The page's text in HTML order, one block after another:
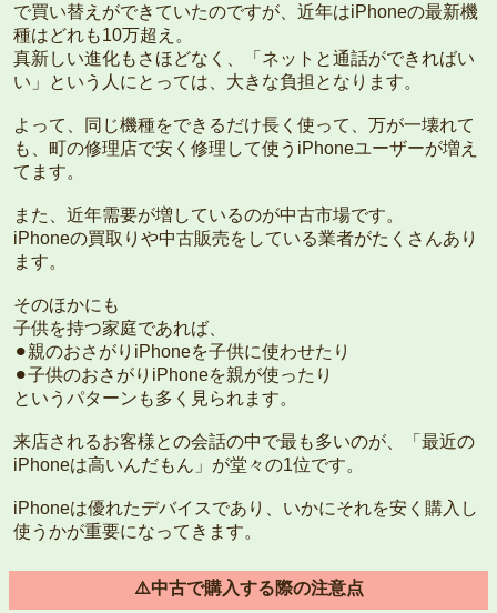
で買い替えができていたのですが、近年はiPhoneの最新機
種はどれも10万超え。
真新しい進化もさほどなく、「ネットと通話ができればい
い」という人にとっては、大きな負担となります。
よって、同じ機種をできるだけ長く使って、万が一壊れて
も、町の修理店で安く修理して使うiPhoneユーザーが増え
てます。
また、近年需要が増しているのが中古市場です。
iPhoneの買取りや中古販売をしている業者がたくさんあり
ます。
そのほかにも
子供を持つ家庭であれば、
⚫︎親のおさがりiPhoneを子供に使わせたり
⚫︎子供のおさがりiPhoneを親が使ったり
というパターンも多く見られます。
来店されるお客様との会話の中で最も多いのが、「最近の
iPhoneは高いんだもん」が堂々の1位です。
iPhoneは優れたデバイスであり、いかにそれを安く購入し
使うかが重要になってきます。
⚠️中古で購入する際の注意点